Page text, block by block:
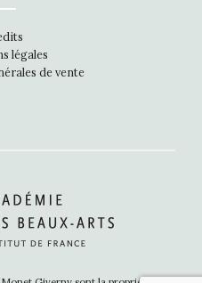
légales
de vente